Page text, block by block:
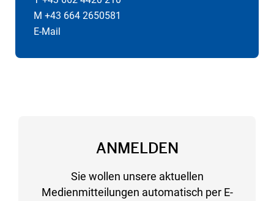
M +43 664 2650581
E-Mail
ANMELDEN
Sie wollen unsere aktuellen
Medienmitteilungen automatisch per E-